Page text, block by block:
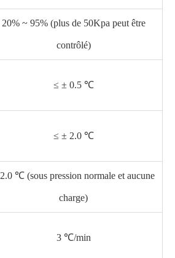
20% ~ 95% (plus de 50Kpa peut être
contrôlé)
≤ ± 0.5 ℃
≤ ± 2.0 ℃
℃ (sous pression normale et aucune
charge)
3 ℃/min